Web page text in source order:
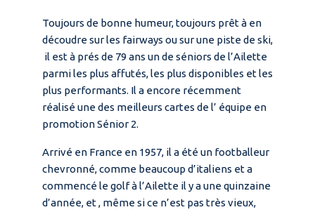
Toujours de bonne humeur, toujours prêt à en
découdre sur les fairways ou sur une piste de ski,
il est à prés de 79 ans un de séniors de l’Ailette
parmi les plus affutés, les plus disponibles et les
plus performants. Il a encore récemment
réalisé une des meilleurs cartes de l’ équipe en
promotion Sénior 2.
Arrivé en France en 1957, il a été un footballeur
chevronné, comme beaucoup d’italiens et a
commencé le golf à l’Ailette il y a une quinzaine
d’année, et , même si ce n’est pas très vieux,